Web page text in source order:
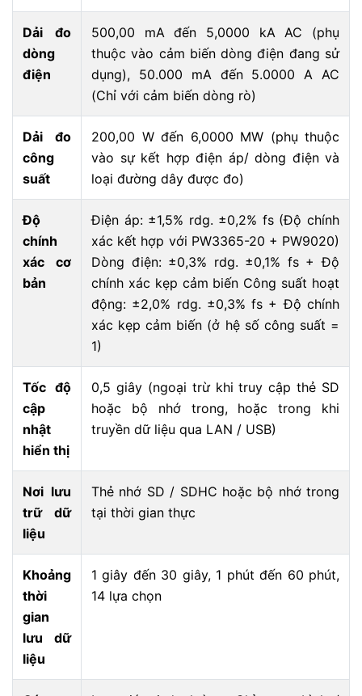
Dải đo
dòng
điện
500,00 mA đến 5,0000 kA AC (phụ
thuộc vào cảm biến dòng điện đang sử
dụng), 50.000 mA đến 5.0000 A AC
(Chỉ với cảm biến dòng rò)
Dải đo
công
suất
200,00 W đến 6,0000 MW (phụ thuộc
vào sự kết hợp điện áp/ dòng điện và
loại đường dây được đo)
Độ
chính
xác cơ
bản
Điện áp: ±1,5% rdg. ±0,2% fs (Độ chính
xác kết hợp với PW3365-20 + PW9020)
Dòng điện: ±0,3% rdg. ±0,1% fs + Độ
chính xác kẹp cảm biến Công suất hoạt
động: ±2,0% rdg. ±0,3% fs + Độ chính
xác kẹp cảm biến (ở hệ số công suất =
1)
Tốc độ
cập
nhật
hiển thị
0,5 giây (ngoại trừ khi truy cập thẻ SD
hoặc bộ nhớ trong, hoặc trong khi
truyền dữ liệu qua LAN / USB)
Nơi lưu
trữ dữ
liệu
Thẻ nhớ SD / SDHC hoặc bộ nhớ trong
tại thời gian thực
Khoảng
thời
gian
lưu dữ
liệu
1 giây đến 30 giây, 1 phút đến 60 phút,
14 lựa chọn